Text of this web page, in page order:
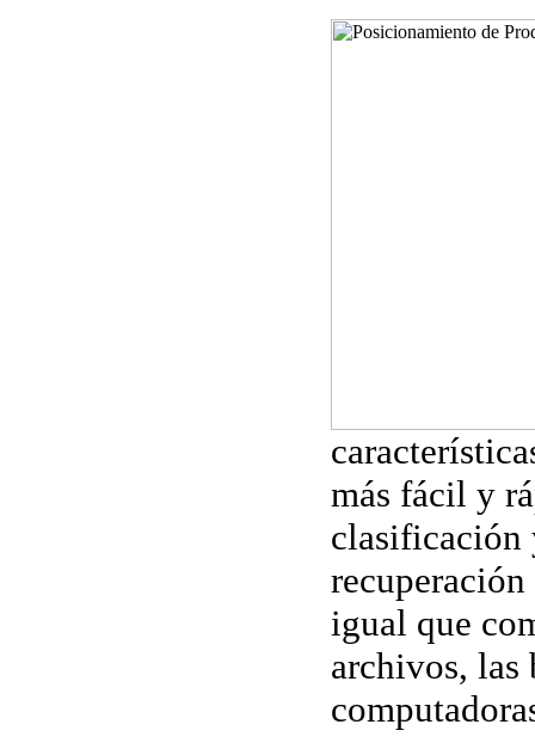
más fácil y
clasificación
igual que
archivos, las